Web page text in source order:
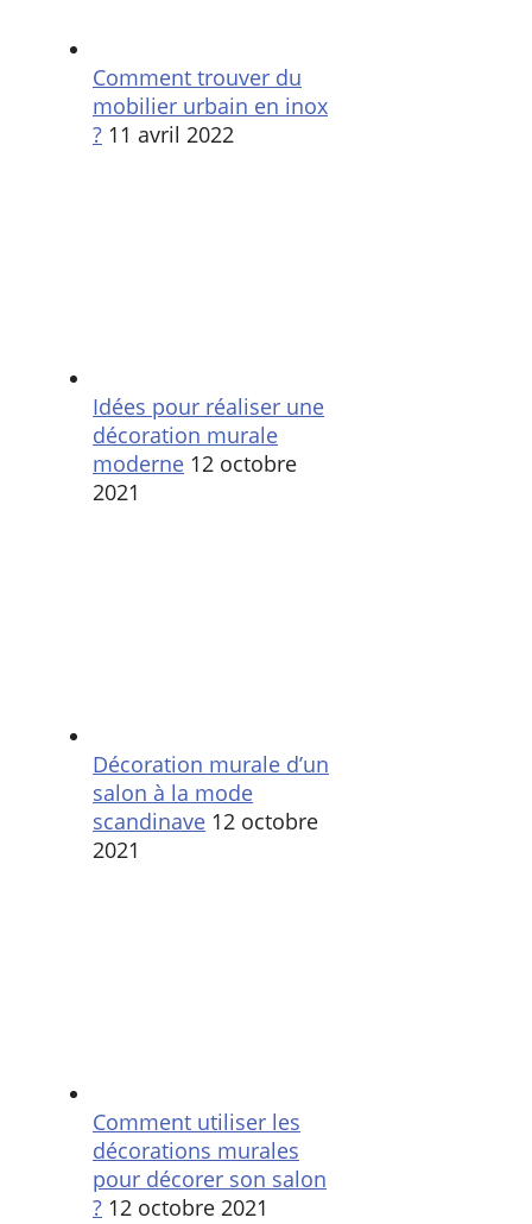
Comment trouver du
mobilier urbain en inox
? 11 avril 2022
Idées pour réaliser une
décoration murale
moderne 12 octobre
2021
Décoration murale d’un
salon à la mode
scandinave 12 octobre
2021
Comment utiliser les
décorations murales
pour décorer son salon
? 12 octobre 2021